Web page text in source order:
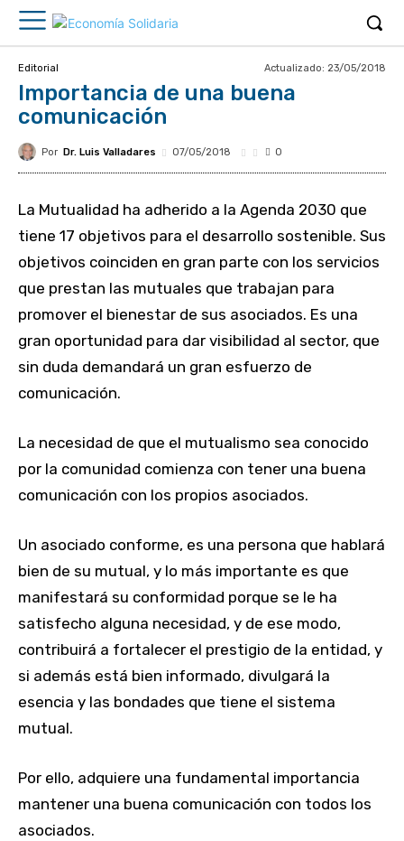
Editorial Actualizado: 23/05/2018
Importancia de una buena
comunicación
Por Dr. Luis Valladares 07/05/2018 0
La Mutualidad ha adherido a la Agenda 2030 que
tiene 17 objetivos para el desarrollo sostenible. Sus
objetivos coinciden en gran parte con los servicios
que prestan las mutuales que trabajan para
promover el bienestar de sus asociados. Es una
gran oportunidad para dar visibilidad al sector, que
sin duda demandará un gran esfuerzo de
comunicación.
La necesidad de que el mutualismo sea conocido
por la comunidad comienza con tener una buena
comunicación con los propios asociados.
Un asociado conforme, es una persona que hablará
bien de su mutual, y lo más importante es que
manifestará su conformidad porque se le ha
satisfecho alguna necesidad, y de ese modo,
contribuirá a fortalecer el prestigio de la entidad, y
si además está bien informado, divulgará la
esencia y las bondades que tiene el sistema
mutual.
Por ello, adquiere una fundamental importancia
mantener una buena comunicación con todos los
asociados.